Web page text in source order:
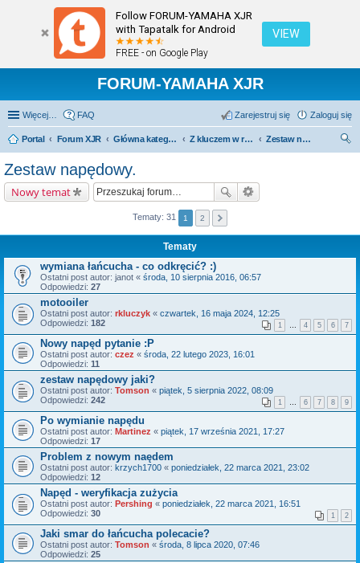
Follow FORUM-YAMAHA XJR
with Tapatalk for Android
FREE - on Google Play
VIEW
FORUM-YAMAHA XJR
Więcej… FAQ Zaloguj się
Zarejestruj się
Portal Forum XJR Główna kategoria forum Z kluczem w ręku.
Zestaw napędowy.
Zestaw napędowy.
Nowy temat
Tematy: 31 1 2
Tematy
wymiana łańcucha - co odkręcić? :)
Ostatni post autor: janot « środa, 10 sierpnia 2016, 06:57
Odpowiedzi: 27
motooiler
Ostatni post autor: rkluczyk « czwartek, 16 maja 2024, 12:25
Odpowiedzi: 182 1 … 4 5 6 7
Nowy napęd pytanie :P
Ostatni post autor: czez « środa, 22 lutego 2023, 16:01
Odpowiedzi: 11
zestaw napędowy jaki?
Ostatni post autor: Tomson « piątek, 5 sierpnia 2022, 08:09
Odpowiedzi: 242 1 … 6 7 8 9
Po wymianie napędu
Ostatni post autor: Martinez « piątek, 17 września 2021, 17:27
Odpowiedzi: 17
Problem z nowym naędem
Ostatni post autor: krzych1700 « poniedziałek, 22 marca 2021, 23:02
Odpowiedzi: 12
Napęd - weryfikacja zużycia
Ostatni post autor: Pershing « poniedziałek, 22 marca 2021, 16:51
Odpowiedzi: 30 1 2
Jaki smar do łańcucha polecacie?
Ostatni post autor: Tomson « środa, 8 lipca 2020, 07:46
Odpowiedzi: 25